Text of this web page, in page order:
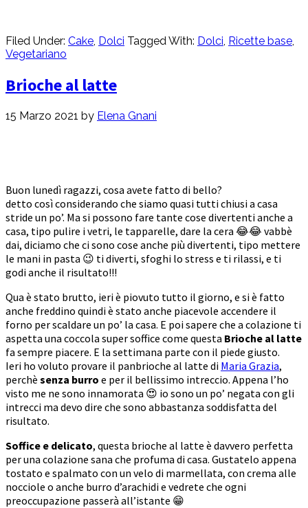
Filed Under: Cake Dolci Tagged With: Dolci Ricette base
Vegetariano
Brioche al latte
15 Marzo 2021 by Elena Gnani
Buon lunedì ragazzi, cosa avete fatto di bello?
detto così considerando che siamo quasi tutti chiusi a casa
stride un po’. Ma si possono fare tante cose divertenti anche a
casa, tipo pulire i vetri, le tapparelle, dare la cera 😂😂 vabbè
dai, diciamo che ci sono cose anche più divertenti, tipo mettere
le mani in pasta 😉 ti diverti, sfoghi lo stress e ti rilassi, e ti
godi anche il risultato!!!
Qua è stato brutto, ieri è piovuto tutto il giorno, e si è fatto
anche freddino quindi è stato anche piacevole accendere il
forno per scaldare un po’ la casa. E poi sapere che a colazione ti
aspetta una coccola super soffice come questa Brioche al latte
fa sempre piacere. E la settimana parte con il piede giusto.
Ieri ho voluto provare il panbrioche al latte di Maria Grazia,
perchè senza burro e per il bellissimo intreccio. Appena l’ho
visto me ne sono innamorata 😍 io sono un po’ negata con gli
intrecci ma devo dire che sono abbastanza soddisfatta del
risultato.
Soffice e delicato, questa brioche al latte è davvero perfetta
per una colazione sana che profuma di casa. Gustatelo appena
tostato e spalmato con un velo di marmellata, con crema alle
nocciole o anche burro d’arachidi e vedrete che ogni
preoccupazione passerà all’istante 😁